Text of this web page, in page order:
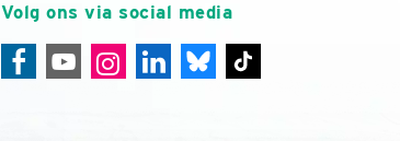
Volg ons via social media